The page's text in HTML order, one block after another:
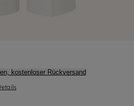
kostenloser Rückversand